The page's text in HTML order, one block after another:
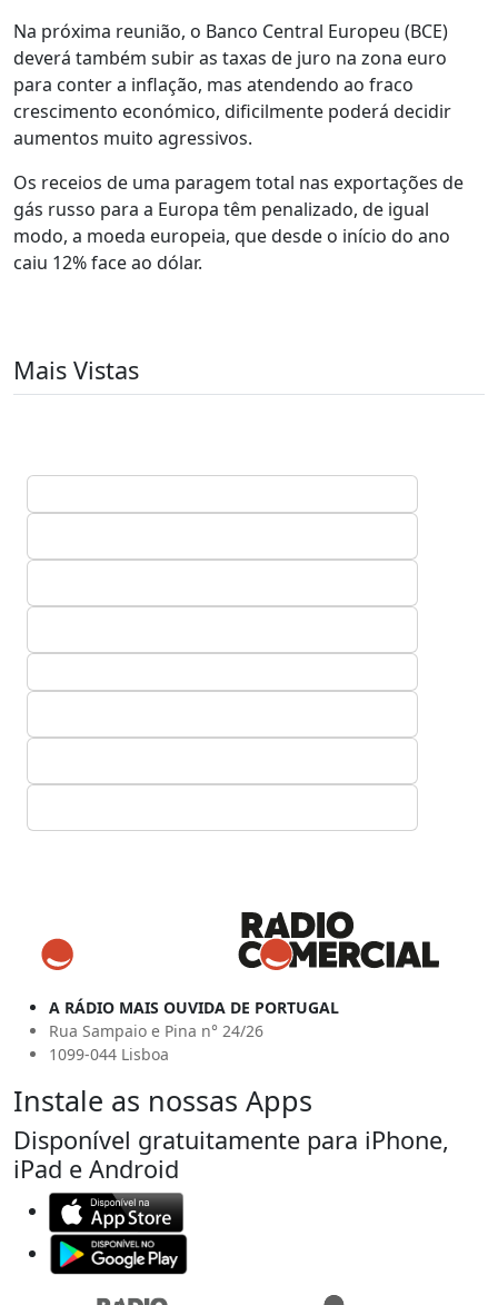
Na próxima reunião, o Banco Central Europeu (BCE)
deverá também subir as taxas de juro na zona euro
para conter a inflação, mas atendendo ao fraco
crescimento económico, dificilmente poderá decidir
aumentos muito agressivos.
Os receios de uma paragem total nas exportações de
gás russo para a Europa têm penalizado, de igual
modo, a moeda europeia, que desde o início do ano
caiu 12% face ao dólar.
Mais Vistas
A RÁDIO MAIS OUVIDA DE PORTUGAL
Rua Sampaio e Pina n° 24/26
1099-044 Lisboa
Instale as nossas Apps
Disponível gratuitamente para iPhone,
iPad e Android